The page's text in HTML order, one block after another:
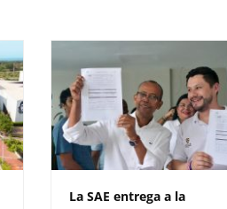
La SAE entrega a la